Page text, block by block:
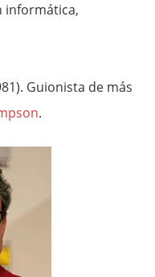
informática,
Guionista de más
.